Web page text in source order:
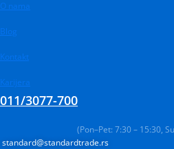
Pređi
sadržaj
O nama
Blog
Kontakt
Karijera
011/3077-700
(Pon–Pet: 7:30 – 15:30,
standard@standardtrade.rs
Products
Products